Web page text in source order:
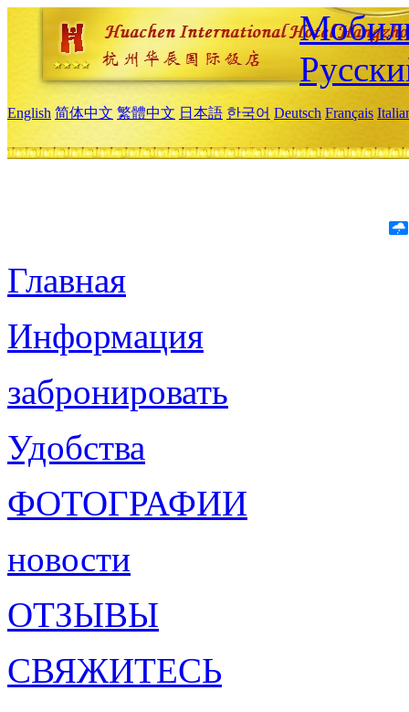
English 简体中文 繁體中文 日本語 한국어 Deutsch Français
Главная
Информация
забронировать
Удобства
ФОТОГРАФИИ
новости
ОТЗЫВЫ
СВЯЖИТЕСЬ